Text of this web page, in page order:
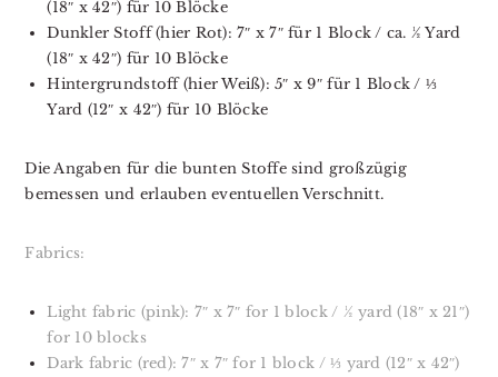
(18″ x 42″) für 10 Blöcke
Dunkler Stoff (hier Rot): 7″ x 7″ für 1 Block / ca. ½ Yard
(18″ x 42″) für 10 Blöcke
Hintergrundstoff (hier Weiß): 5″ x 9″ für 1 Block / ⅓
Yard (12″ x 42″) für 10 Blöcke
Die Angaben für die bunten Stoffe sind großzügig
bemessen und erlauben eventuellen Verschnitt.
Fabrics:
Light fabric (pink): 7″ x 7″ for 1 block / ½ yard (18″ x 21″)
for 10 blocks
Dark fabric (red): 7″ x 7″ for 1 block / ⅓ yard (12″ x 42″)